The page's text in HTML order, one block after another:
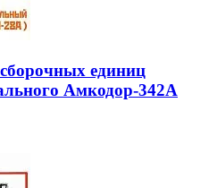
единиц
Амкодор-342А